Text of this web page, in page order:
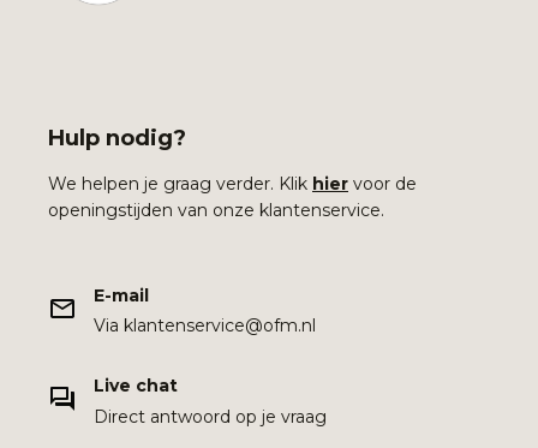
Hulp nodig?
We helpen je graag verder. Klik hier voor de
openingstijden van onze klantenservice.
E-mail
Via klantenservice@ofm.nl
Live chat
Direct antwoord op je vraag